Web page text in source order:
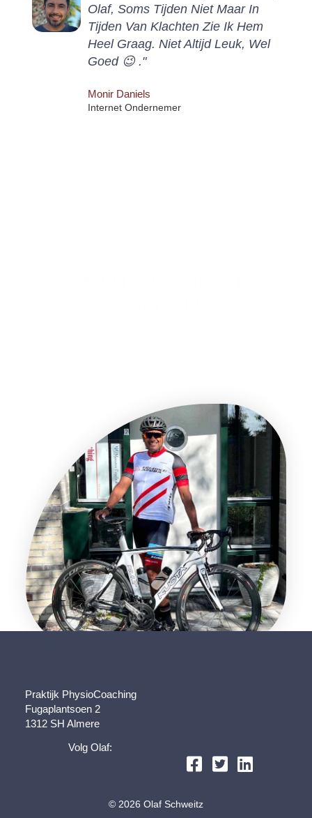
Olaf, Soms Tijden Niet Maar In
Tijden Van Klachten Zie Ik Hem
Heel Graag. Niet Altijd Leuk, Wel
Goed 😉 ."
Monir Daniels
Internet Ondernemer
Praktijk PhysioCoaching
Fugaplantsoen 2
1312 SH Almere
Volg Olaf:
© 2026 Olaf Schweitz